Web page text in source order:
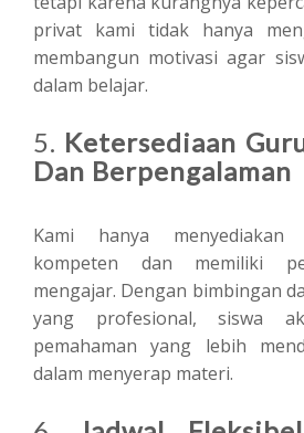
privat kami tidak hanya
membangun motivasi agar
dalam belajar.
5. Ketersediaan
Dan Berpengalaman
Kami hanya
kompeten dan memiliki
mengajar. Dengan bimbingan
yang profesional, siswa
pemahaman yang lebih
dalam menyerap materi.